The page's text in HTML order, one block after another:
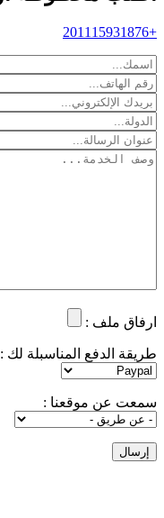
+201115931876
ارفاق ملف :
طريقة الدفع المناسبلة لك :
سمعت عن موقعنا :